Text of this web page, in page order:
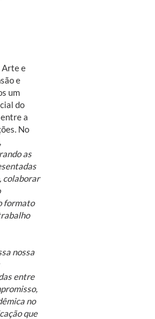
Arte e
e
um
do
a
No
as
colaborar
formato
nossa
entre
no
que